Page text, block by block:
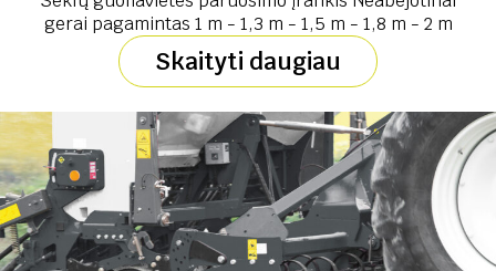
gerai pagamintas 1 m - 1,3 m - 1,5 m - 1,8 m - 2 m
Skaityti daugiau